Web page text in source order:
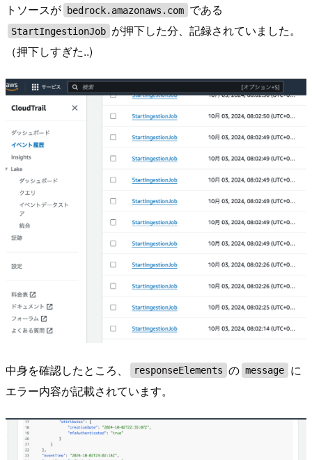
トソースが bedrock.amazonaws.com である
StartIngestionJob が押下した分、記録されていました。
（押下しすぎた..)
中身を確認したところ、 responseElements の message
に
エラー内容が記載されています。